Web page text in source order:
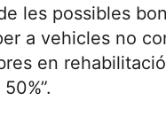
les possibles
a vehicles no
en